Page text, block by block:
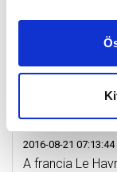
BESE
KLUBJÁBAN
2016-08-21 07:13:44
A francia Le